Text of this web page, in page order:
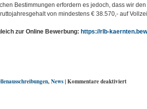
Bestimmungen erfordern es jedoch, dass wir
von mindestens € 38.570,- auf
zur Online Bewerbung: https://rlb-
,News|Kommentare deaktiviertfür